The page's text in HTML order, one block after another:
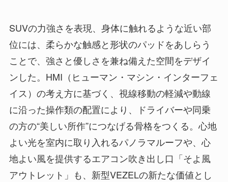
SUVの力強さを表現、身体に触れるような近い部
位には、柔らかな触感と形状のパッドをあしらう
ことで、強さと優しさを兼ね備えた空間をデザイ
ンした。HMI（ヒューマン・マシン・インターフェ
イス）の考え方に基づく、視線移動の軽減や動線
に沿った操作類の配置により、ドライバーや同乗
の方の“美しい所作”につなげる骨格をつくる。心地
よい光を室内に取り入れるパノラマルーフや、心
地よい風を提供するエアコン吹き出し口「そよ風
アウトレット」も、新型VEZELの新たな価値とし